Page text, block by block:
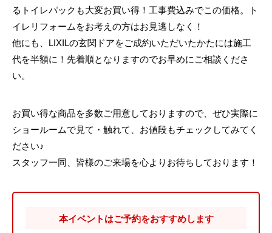
るトイレパックも大変お買い得！工事費込みでこの価格。ト
イレリフォームをお考えの方はお見逃しなく！
他にも、LIXILの玄関ドアをご成約いただいたかたには施工
代を半額に！先着順となりますのでお早めにご相談くださ
い。
お買い得な商品を多数ご用意しておりますので、ぜひ実際に
ショールームで見て・触れて、お値段もチェックしてみてく
ださい♪
スタッフ一同、皆様のご来場を心よりお待ちしております！
本イベントはご予約をおすすめします